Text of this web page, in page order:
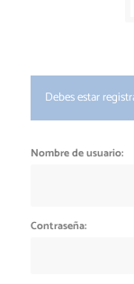
Debes estar
Nombre de usuario:
Contraseña: